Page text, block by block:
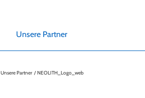
Unsere Partner
Unsere Partner NEOLITH_Logo_web